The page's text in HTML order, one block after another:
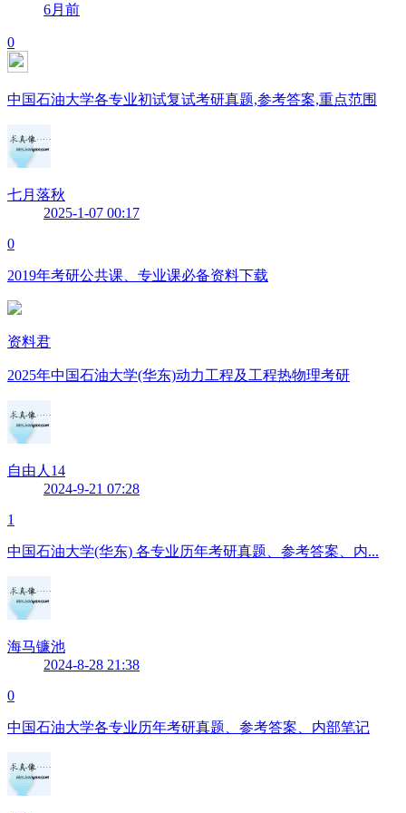
6月前
0
中国石油大学各专业初试复试考研真题,参考答案,重点范围
七月落秋
2025-1-07 00:17
0
2019年考研公共课、专业课必备资料下载
资料君
2025年中国石油大学(华东)动力工程及工程热物理考研
自由人14
2024-9-21 07:28
1
中国石油大学(华东) 各专业历年考研真题、参考答案、内...
海马镰池
2024-8-28 21:38
0
中国石油大学各专业历年考研真题、参考答案、内部笔记